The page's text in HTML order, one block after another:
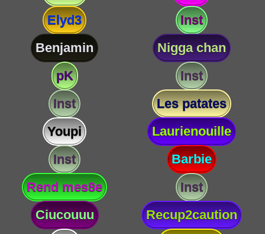
Elyd3
Inst
Benjamin
Nigga chan
pK
Inst
Inst
Les patates
Youpi
Laurienouille
Inst
Barbie
Rend mes8e
Inst
Ciucouuu
Recup2caution